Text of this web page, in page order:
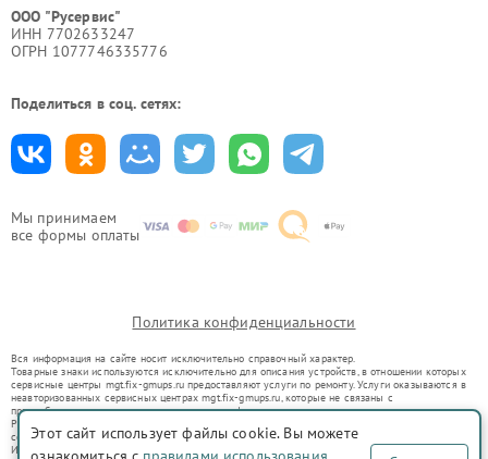
Мы принимаем
все формы оплаты
ООО "Русервис"
ИНН 7702633247
ОГРН 1077746335776
Поделиться в соц. сетях:
Политика конфиденциальности
Вся информация на сайте носит исключительно справочный характер.
Товарные знаки используются исключительно для описания устройств, в отношении которых
сервисные центры mgt.fix-gmups.ru предоставляют услуги по ремонту. Услуги оказываются в
неавторизованных сервисных центрах mgt.fix-gmups.ru, которые не связаны с
правообладателями товарных знаков или их официальными представителями.
Ремонт осуществляется для устройств, уже введенных в гражданский оборот в соответствии
со статьей 1487 ГК РФ.
Использование товарных знаков не преследует цели индивидуализации услуг или введения
Этот сайт использует файлы cookie. Вы можете